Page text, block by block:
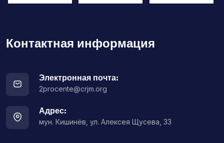
Контактная информация
Электронная почта:
2procente@crjm.org
Адрес:
мун. Кишинёв, ул. Алексея Щусева, 33